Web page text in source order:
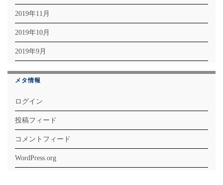
2019年11月
2019年10月
2019年9月
メタ情報
ログイン
投稿フィード
コメントフィード
WordPress.org